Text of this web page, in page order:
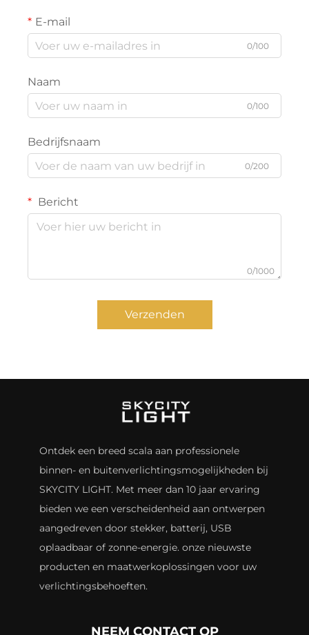
E-mail
0/100
Naam
0/100
Bedrijfsnaam
0/200
Bericht
0/1000
Verzenden
Ontdek een breed scala aan professionele
binnen- en buitenverlichtingsmogelijkheden bij
SKYCITY LIGHT. Met meer dan 10 jaar ervaring
bieden we een verscheidenheid aan ontwerpen
aangedreven door stekker, batterij, USB
oplaadbaar of zonne-energie. onze nieuwste
producten en maatwerkoplossingen voor uw
verlichtingsbehoeften.
NEEM CONTACT OP